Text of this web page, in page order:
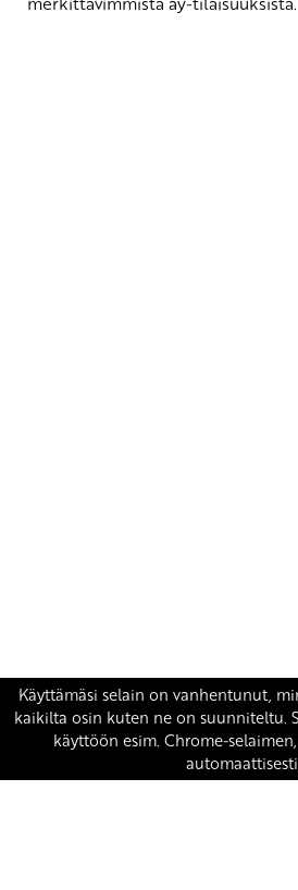
Puh: 045 7834 1346
Sähköposti:skp @skp.fi